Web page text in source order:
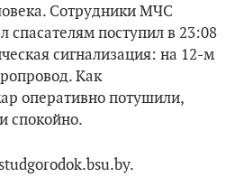
Сотрудники МЧС
спасателям поступил в 23:08
сигнализация: на 12-м
Как
оперативно потушили,
спокойно.
studgorodok.bsu.by.